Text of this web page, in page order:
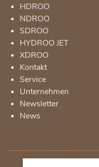
HDROO
NDROO
SDROO
HYDROO JET
XDROO
Kontakt
Service
Unternehmen
Newsletter
News